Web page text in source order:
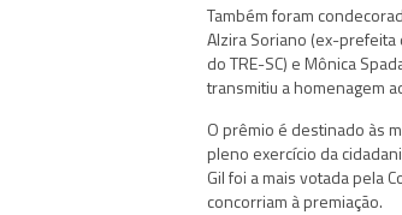
Também foram
Alzira Soriano (ex-prefeita
do TRE-SC) e Mônica
transmitiu a homenagem
O prêmio é destinado às
pleno exercício da
Gil foi a mais votada pela
concorriam à premiação.